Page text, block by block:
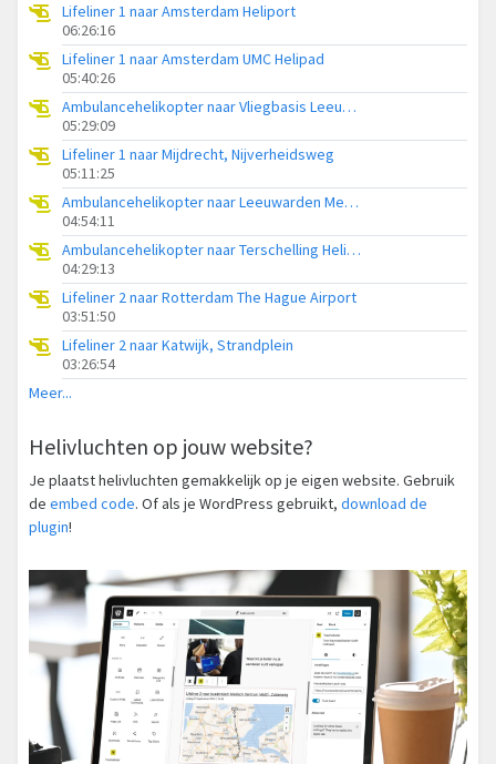
Lifeliner 1 naar Amsterdam Heliport
06:26:16
Lifeliner 1 naar Amsterdam UMC Helipad
05:40:26
Ambulancehelikopter naar Vliegbasis Leeuwarden
05:29:09
Lifeliner 1 naar Mijdrecht, Nijverheidsweg
05:11:25
Ambulancehelikopter naar Leeuwarden Medical Center Heliport
04:54:11
Ambulancehelikopter naar Terschelling Heliport
04:29:13
Lifeliner 2 naar Rotterdam The Hague Airport
03:51:50
Lifeliner 2 naar Katwijk, Strandplein
03:26:54
Meer...
Helivluchten op jouw website?
Je plaatst helivluchten gemakkelijk op je eigen website. Gebruik
de embed code. Of als je WordPress gebruikt, download de
plugin!